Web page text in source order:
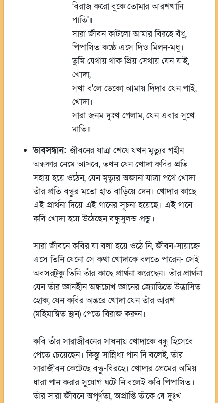
বিরাজ করো বুকে তোমার আরশখানি
পাতি'॥
সারা জীবন কাটলো আমার বিরহে বঁধু,
পিপাসিত কণ্ঠে এসে দিও মিলন-মধু।
তুমি যেথায় থাক প্রিয় সেথায় যেন যাই,
খোদা,
সখা ব'লে ডেকো আমায় দিদার যেন পাই,
খোদা।
সারা জনম দুঃখ পেলাম, যেন এবার সুখে
মাতি॥
ভাবসন্ধান:জীবনের যাত্রা শেষে যখন মৃত্যুর গহীন
অন্ধকার নেমে আসবে, তখন যেন খোদা কবির প্রতি
সহায় হয়ে ওঠেন, যেন মৃত্যুর অজানা যাত্রা পথে খোদা
তাঁর প্রতি বন্ধুর মতো হাত বাড়িয়ে দেন। খোদার কাছে
এই প্রার্থনা দিয়ে এই গানের সূচনা হয়েছে। এই গানে
কবি খোদা হয়ে উঠেছেন বন্ধুসুলভ প্রভু।
সারা জীবনে কবির যা বলা হয়ে ওঠে নি, জীবন-সায়াহ্নে
এসে তিনি যেনো সে কথা খোদাকে বলতে পারেন- সেই
অবসরটুকু তিনি তাঁর কাছে প্রার্থনা করেছেন। তাঁর প্রার্থনা
যেন তাঁর জ্ঞানহীন অন্ধচোখ জ্ঞানের জ্যোতিতে উদ্ভাসিত
হোক, যেন কবির অন্তরে খোদা যেন তাঁর আরশ
(মহিমান্বিত স্থান) পেতে বিরাজ করুন।
কবি তাঁর সারাজীবনের সাধনায় খোদাকে বন্ধু হিসেবে
পেতে চেয়েছেন। কিন্তু সান্নিধ্য পান নি বলেই, তাঁর
সারাজীবন কেটেছে বন্ধু-বিরহে। খোদার প্রেমের অমিয়
ধারা পান করার সুযোগ ঘটে নি বলেই কবি পিপাসিত।
তাঁর সারা জীবনে অপূর্ণতা, অপ্রাপ্তি তাঁকে যে দুঃখ